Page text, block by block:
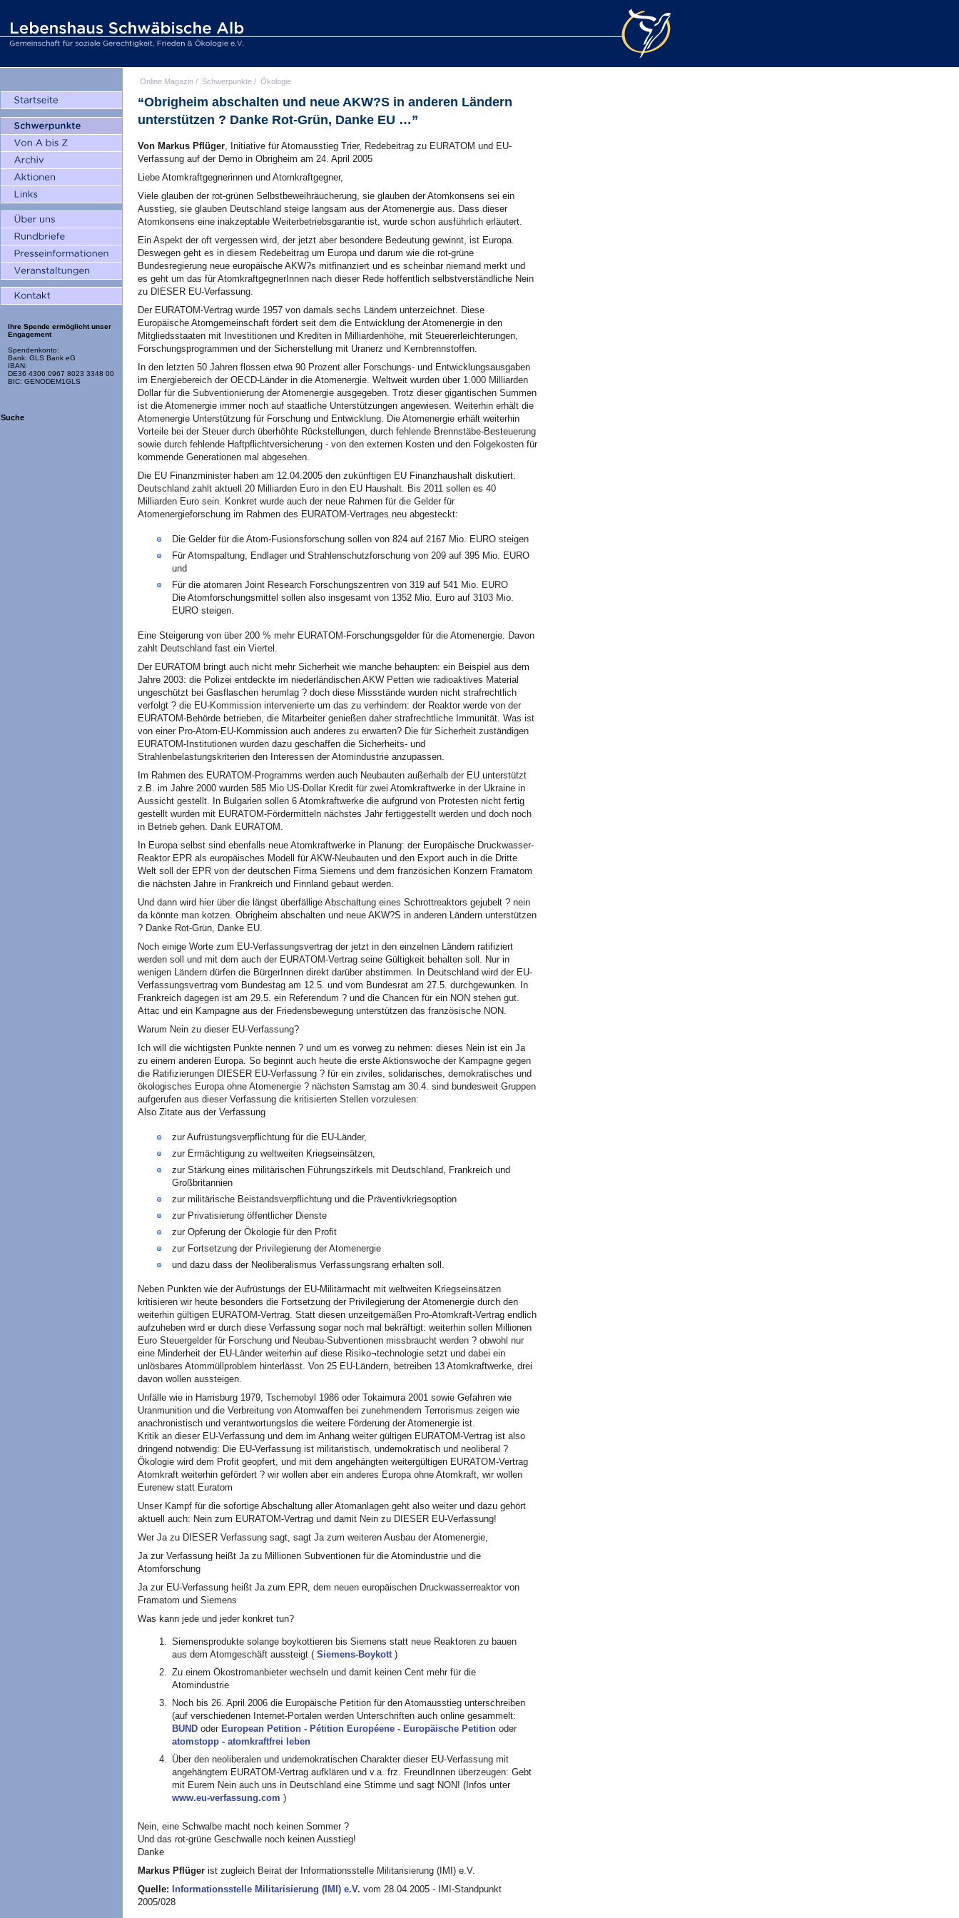
Ihre Spende ermöglicht unser
Engagement
Spendenkonto:
Bank: GLS Bank eG
IBAN:
DE36 4306 0967 8023 3348 00
BIC: GENODEM1GLS
Suche
Online Magazin / Schwerpunkte / Ökologie
“Obrigheim abschalten und neue AKW?S in anderen Ländern
unterstützen ? Danke Rot-Grün, Danke EU …”
Von Markus Pflüger, Initiative für Atomausstieg Trier, Redebeitrag zu EURATOM und EU-
Verfassung auf der Demo in Obrigheim am 24. April 2005
Liebe Atomkraftgegnerinnen und Atomkraftgegner,
Viele glauben der rot-grünen Selbstbeweihräucherung, sie glauben der Atomkonsens sei ein
Ausstieg, sie glauben Deutschland steige langsam aus der Atomenergie aus. Dass dieser
Atomkonsens eine inakzeptable Weiterbetriebsgarantie ist, wurde schon ausführlich erläutert.
Ein Aspekt der oft vergessen wird, der jetzt aber besondere Bedeutung gewinnt, ist Europa.
Deswegen geht es in diesem Redebeitrag um Europa und darum wie die rot-grüne
Bundesregierung neue europäische AKW?s mitfinanziert und es scheinbar niemand merkt und
es geht um das für AtomkraftgegnerInnen nach dieser Rede hoffentlich selbstverständliche Nein
zu DIESER EU-Verfassung.
Der EURATOM-Vertrag wurde 1957 von damals sechs Ländern unterzeichnet. Diese
Europäische Atomgemeinschaft fördert seit dem die Entwicklung der Atomenergie in den
Mitgliedsstaaten mit Investitionen und Krediten in Milliardenhöhe, mit Steuererleichterungen,
Forschungsprogrammen und der Sicherstellung mit Uranerz und Kernbrennstoffen.
In den letzten 50 Jahren flossen etwa 90 Prozent aller Forschungs- und Entwicklungsausgaben
im Energiebereich der OECD-Länder in die Atomenergie. Weltweit wurden über 1.000 Milliarden
Dollar für die Subventionierung der Atomenergie ausgegeben. Trotz dieser gigantischen Summen
ist die Atomenergie immer noch auf staatliche Unterstützungen angewiesen. Weiterhin erhält die
Atomenergie Unterstützung für Forschung und Entwicklung. Die Atomenergie erhält weiterhin
Vorteile bei der Steuer durch überhöhte Rückstellungen, durch fehlende Brennstäbe-Besteuerung
sowie durch fehlende Haftpflichtversicherung - von den externen Kosten und den Folgekosten für
kommende Generationen mal abgesehen.
Die EU Finanzminister haben am 12.04.2005 den zukünftigen EU Finanzhaushalt diskutiert.
Deutschland zahlt aktuell 20 Milliarden Euro in den EU Haushalt. Bis 2011 sollen es 40
Milliarden Euro sein. Konkret wurde auch der neue Rahmen für die Gelder für
Atomenergieforschung im Rahmen des EURATOM-Vertrages neu abgesteckt:
Die Gelder für die Atom-Fusionsforschung sollen von 824 auf 2167 Mio. EURO steigen
Für Atomspaltung, Endlager und Strahlenschutzforschung von 209 auf 395 Mio. EURO
und
Für die atomaren Joint Research Forschungszentren von 319 auf 541 Mio. EURO
Die Atomforschungsmittel sollen also insgesamt von 1352 Mio. Euro auf 3103 Mio.
EURO steigen.
Eine Steigerung von über 200 % mehr EURATOM-Forschungsgelder für die Atomenergie. Davon
zahlt Deutschland fast ein Viertel.
Der EURATOM bringt auch nicht mehr Sicherheit wie manche behaupten: ein Beispiel aus dem
Jahre 2003: die Polizei entdeckte im niederländischen AKW Petten wie radioaktives Material
ungeschützt bei Gasflaschen herumlag ? doch diese Missstände wurden nicht strafrechtlich
verfolgt ? die EU-Kommission intervenierte um das zu verhindern: der Reaktor werde von der
EURATOM-Behörde betrieben, die Mitarbeiter genießen daher strafrechtliche Immunität. Was ist
von einer Pro-Atom-EU-Kommission auch anderes zu erwarten? Die für Sicherheit zuständigen
EURATOM-Institutionen wurden dazu geschaffen die Sicherheits- und
Strahlenbelastungskriterien den Interessen der Atomindustrie anzupassen.
Im Rahmen des EURATOM-Programms werden auch Neubauten außerhalb der EU unterstützt
z.B. im Jahre 2000 wurden 585 Mio US-Dollar Kredit für zwei Atomkraftwerke in der Ukraine in
Aussicht gestellt. In Bulgarien sollen 6 Atomkraftwerke die aufgrund von Protesten nicht fertig
gestellt wurden mit EURATOM-Fördermitteln nächstes Jahr fertiggestellt werden und doch noch
in Betrieb gehen. Dank EURATOM.
In Europa selbst sind ebenfalls neue Atomkraftwerke in Planung: der Europäische Druckwasser-
Reaktor EPR als europäisches Modell für AKW-Neubauten und den Export auch in die Dritte
Welt soll der EPR von der deutschen Firma Siemens und dem französichen Konzern Framatom
die nächsten Jahre in Frankreich und Finnland gebaut werden.
Und dann wird hier über die längst überfällige Abschaltung eines Schrottreaktors gejubelt ? nein
da könnte man kotzen. Obrigheim abschalten und neue AKW?S in anderen Ländern unterstützen
? Danke Rot-Grün, Danke EU.
Noch einige Worte zum EU-Verfassungsvertrag der jetzt in den einzelnen Ländern ratifiziert
werden soll und mit dem auch der EURATOM-Vertrag seine Gültigkeit behalten soll. Nur in
wenigen Ländern dürfen die BürgerInnen direkt darüber abstimmen. In Deutschland wird der EU-
Verfassungsvertrag vom Bundestag am 12.5. und vom Bundesrat am 27.5. durchgewunken. In
Frankreich dagegen ist am 29.5. ein Referendum ? und die Chancen für ein NON stehen gut.
Attac und ein Kampagne aus der Friedensbewegung unterstützen das französische NON.
Warum Nein zu dieser EU-Verfassung?
Ich will die wichtigsten Punkte nennen ? und um es vorweg zu nehmen: dieses Nein ist ein Ja
zu einem anderen Europa. So beginnt auch heute die erste Aktionswoche der Kampagne gegen
die Ratifizierungen DIESER EU-Verfassung ? für ein ziviles, solidarisches, demokratisches und
ökologisches Europa ohne Atomenergie ? nächsten Samstag am 30.4. sind bundesweit Gruppen
aufgerufen aus dieser Verfassung die kritisierten Stellen vorzulesen:
Also Zitate aus der Verfassung
zur Aufrüstungsverpflichtung für die EU-Länder,
zur Ermächtigung zu weltweiten Kriegseinsätzen,
zur Stärkung eines militärischen Führungszirkels mit Deutschland, Frankreich und
Großbritannien
zur militärische Beistandsverpflichtung und die Präventivkriegsoption
zur Privatisierung öffentlicher Dienste
zur Opferung der Ökologie für den Profit
zur Fortsetzung der Privilegierung der Atomenergie
und dazu dass der Neoliberalismus Verfassungsrang erhalten soll.
Neben Punkten wie der Aufrüstungs der EU-Militärmacht mit weltweiten Kriegseinsätzen
kritisieren wir heute besonders die Fortsetzung der Privilegierung der Atomenergie durch den
weiterhin gültigen EURATOM-Vertrag. Statt diesen unzeitgemäßen Pro-Atomkraft-Vertrag endlich
aufzuheben wird er durch diese Verfassung sogar noch mal bekräftigt: weiterhin sollen Millionen
Euro Steuergelder für Forschung und Neubau-Subventionen missbraucht werden ? obwohl nur
eine Minderheit der EU-Länder weiterhin auf diese Risiko¬technologie setzt und dabei ein
unlösbares Atommüllproblem hinterlässt. Von 25 EU-Ländern, betreiben 13 Atomkraftwerke, drei
davon wollen aussteigen.
Unfälle wie in Harrisburg 1979, Tschernobyl 1986 oder Tokaimura 2001 sowie Gefahren wie
Uranmunition und die Verbreitung von Atomwaffen bei zunehmendem Terrorismus zeigen wie
anachronistisch und verantwortungslos die weitere Förderung der Atomenergie ist.
Kritik an dieser EU-Verfassung und dem im Anhang weiter gültigen EURATOM-Vertrag ist also
dringend notwendig: Die EU-Verfassung ist militaristisch, undemokratisch und neoliberal ?
Ökologie wird dem Profit geopfert, und mit dem angehängten weitergültigen EURATOM-Vertrag
Atomkraft weiterhin gefördert ? wir wollen aber ein anderes Europa ohne Atomkraft, wir wollen
Eurenew statt Euratom
Unser Kampf für die sofortige Abschaltung aller Atomanlagen geht also weiter und dazu gehört
aktuell auch: Nein zum EURATOM-Vertrag und damit Nein zu DIESER EU-Verfassung!
Wer Ja zu DIESER Verfassung sagt, sagt Ja zum weiteren Ausbau der Atomenergie,
Ja zur Verfassung heißt Ja zu Millionen Subventionen für die Atomindustrie und die
Atomforschung
Ja zur EU-Verfassung heißt Ja zum EPR, dem neuen europäischen Druckwasserreaktor von
Framatom und Siemens
Was kann jede und jeder konkret tun?
Siemensprodukte solange boykottieren bis Siemens statt neue Reaktoren zu bauen
aus dem Atomgeschäft aussteigt ( Siemens-Boykott )
Zu einem Ökostromanbieter wechseln und damit keinen Cent mehr für die
Atomindustrie
Noch bis 26. April 2006 die Europäische Petition für den Atomausstieg unterschreiben
(auf verschiedenen Internet-Portalen werden Unterschriften auch online gesammelt:
BUND oder European Petition - Pétition Européene - Europäische Petition oder
atomstopp - atomkraftfrei leben
Über den neoliberalen und undemokratischen Charakter dieser EU-Verfassung mit
angehängtem EURATOM-Vertrag aufklären und v.a. frz. FreundInnen überzeugen: Gebt
mit Eurem Nein auch uns in Deutschland eine Stimme und sagt NON! (Infos unter
www.eu-verfassung.com )
Nein, eine Schwalbe macht noch keinen Sommer ?
Und das rot-grüne Geschwalle noch keinen Ausstieg!
Danke
Markus Pflüger ist zugleich Beirat der Informationsstelle Militarisierung (IMI) e.V.
Quelle: Informationsstelle Militarisierung (IMI) e.V. vom 28.04.2005 - IMI -Standpunkt
2005/028